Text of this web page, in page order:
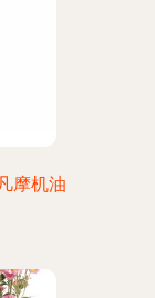
摩机油